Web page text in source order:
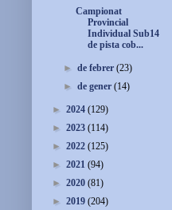
Campionat
Provincial
Individual Sub14
de pista cob...
►de febrer(23)
►de gener(14)
► 2024 (129)
► 2023 (114)
► 2022 (125)
► 2021 (94)
► 2020 (81)
► 2019 (204)